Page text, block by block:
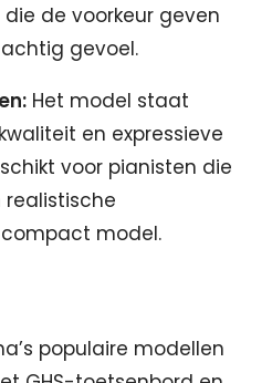
de voorkeur geven
gevoel.
Het model staat
en expressieve
voor pianisten die
realistische
model.
populaire modellen